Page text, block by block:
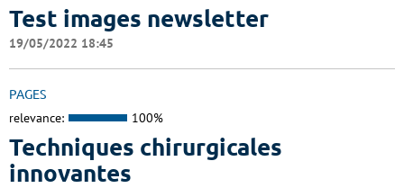
Test images newsletter
19/05/2022 18:45
PAGES
relevance: 100%
Techniques chirurgicales
innovantes